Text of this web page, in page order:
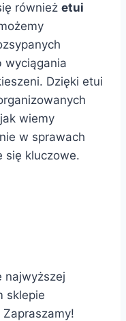
również etui
wyciągania
Dzięki etui
wiemy
w sprawach
się kluczowe.
najwyższej
sklepie
Zapraszamy!